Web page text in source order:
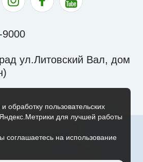
группа в ВК
Наша страница в Instagram
Наша группа в Facebook
Наш канал на
9000
ул.Литовский Вал, дом
конфиденциальности
персональных данных
обработку пользовательских
для лучшей работы
соглашаетесь на использование